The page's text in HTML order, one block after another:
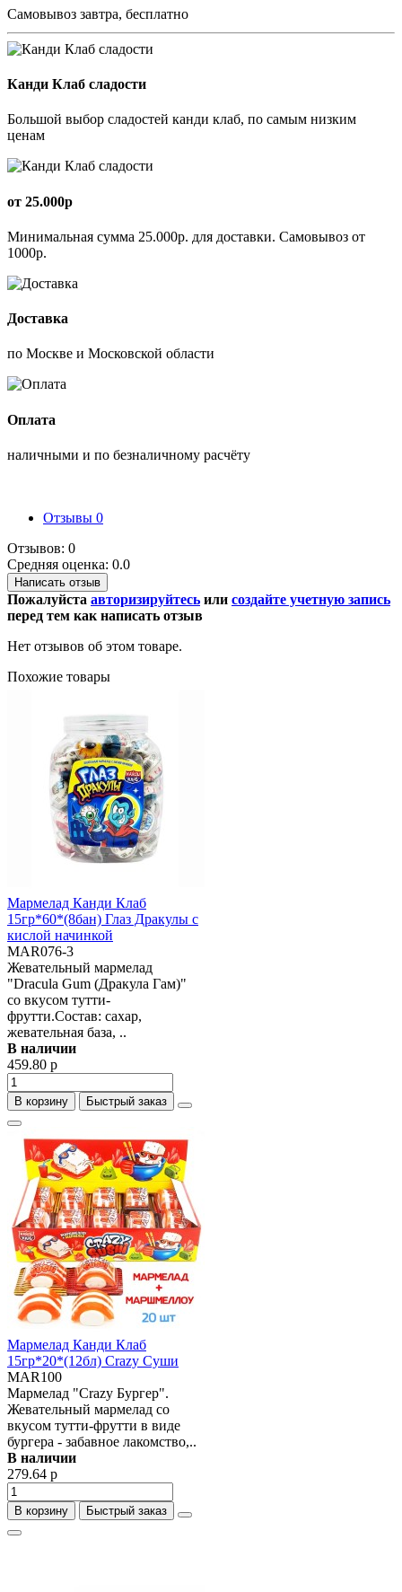
Самовывоз завтра, бесплатно
Канди Клаб сладости
Большой выбор сладостей канди клаб, по самым низким
ценам
от 25.000р
Минимальная сумма 25.000р. для доставки. Самовывоз от
1000р.
Доставка
по Москве и Московской области
Оплата
наличными и по безналичному расчёту
Отзывы 0
Отзывов: 0
Средняя оценка: 0.0
Написать отзыв
Пожалуйста авторизируйтесь или создайте учетную запись
перед тем как написать отзыв
Нет отзывов об этом товаре.
Похожие товары
Мармелад Канди Клаб
15гр*60*(8бан) Глаз Дракулы с
кислой начинкой
MAR076-3
Жевательный мармелад
"Dracula Gum (Дракула Гам)"
со вкусом тутти-
фрутти.Состав: сахар,
жевательная база, ..
В наличии
459.80 р
В корзину Быстрый заказ
Мармелад Канди Клаб
15гр*20*(12бл) Crazy Суши
MAR100
Мармелад "Crazy Бургер".
Жевательный мармелад со
вкусом тутти-фрутти в виде
бургера - забавное лакомство,..
В наличии
279.64 р
В корзину Быстрый заказ